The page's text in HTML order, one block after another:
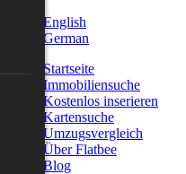
English
German
Startseite
Immobiliensuche
Kostenlos inserieren
Kartensuche
Umzugsvergleich
Über Flatbee
Blog